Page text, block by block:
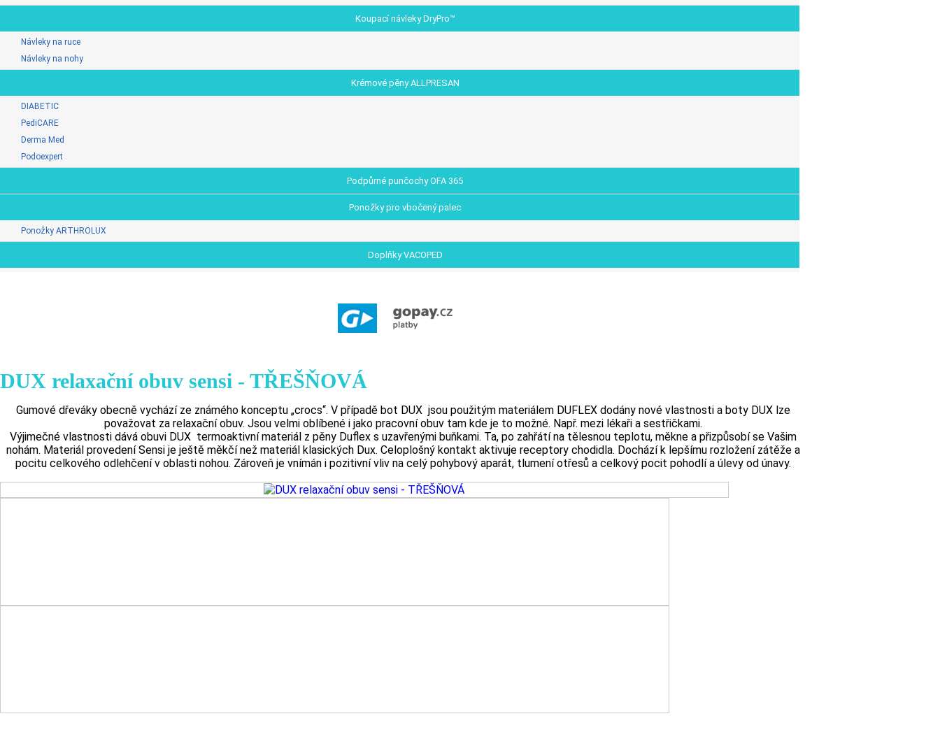
Koupací návleky DryPro™
Návleky na ruce
Návleky na nohy
Krémové pěny ALLPRESAN
DIABETIC
PediCARE
Derma Med
Podoexpert
Podpůrné punčochy OFA 365
Ponožky pro vbočený palec
Ponožky ARTHROLUX
Doplňky VACOPED
DUX relaxační obuv sensi - TŘEŠŇOVÁ
Gumové dřeváky obecně vychází ze známého konceptu „crocs“. V případě bot DUX jsou použitým materiálem DUFLEX dodány nové vlastnosti a boty DUX lze
považovat za relaxační obuv. Jsou velmi oblíbené i jako pracovní obuv tam kde je to možné. Např. mezi lékaři a sestřičkami.
Výjimečné vlastnosti dává obuvi DUX termoaktivní materiál z pěny Duflex s uzavřenými buňkami. Ta, po zahřátí na tělesnou teplotu, měkne a přizpůsobí se Vašim
nohám. Materiál provedení Sensi je ještě měkčí než materiál klasických Dux. Celoplošný kontakt aktivuje receptory chodidla. Dochází k lepšímu rozložení zátěže a
pocitu celkového odlehčení v oblasti nohou. Zároveň je vnímán i pozitivní vliv na celý pohybový aparát, tlumení otřesů a celkový pocit pohodlí a úlevy od únavy.